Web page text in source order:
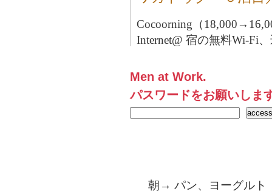
Cocoorning（
Internet@ 宿の無料Wi-Fi
Men at Work.
パスワードをお願いしま
朝→ パン、ヨーグルト